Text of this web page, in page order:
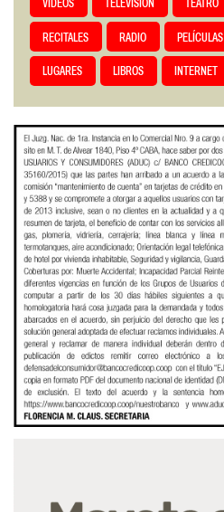
VIDEOS TELEVISIÓN TEATRO
RECITALES RADIO PELÍCULAS
LUGARES LIBROS INTERNET